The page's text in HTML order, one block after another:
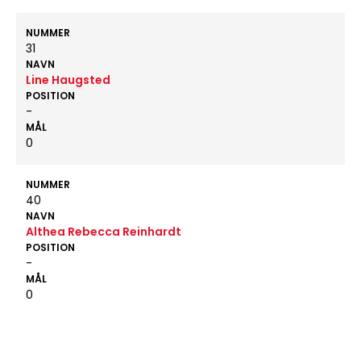
NUMMER
31
NAVN
Line Haugsted
POSITION
-
MÅL
0
NUMMER
40
NAVN
Althea Rebecca Reinhardt
POSITION
-
MÅL
0